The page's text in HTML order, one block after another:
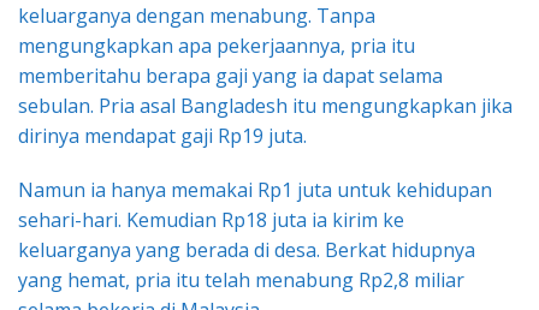
keluarganya dengan menabung. Tanpa
mengungkapkan apa pekerjaannya, pria itu
memberitahu berapa gaji yang ia dapat selama
sebulan. Pria asal Bangladesh itu mengungkapkan jika
dirinya mendapat gaji Rp19 juta.
Namun ia hanya memakai Rp1 juta untuk kehidupan
sehari-hari. Kemudian Rp18 juta ia kirim ke
keluarganya yang berada di desa. Berkat hidupnya
yang hemat, pria itu telah menabung Rp2,8 miliar